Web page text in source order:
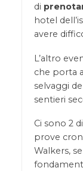
di
hotel
avere
L’altro
che porta
selvaggi
sentieri
Ci sono 2
prove
Walkers,